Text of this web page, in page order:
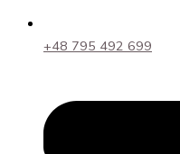
+48 795 492 699